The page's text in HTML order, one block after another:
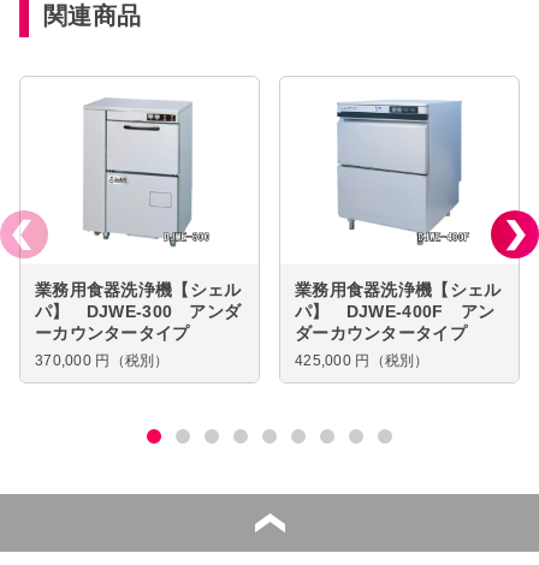
関連商品
業務用食器洗浄機【シェル
パ】 DJWE-300 アンダ
ーカウンタータイプ
370,000 円（税別）
業務用食器洗浄機【シェル
パ】 DJWE-400F アン
ダーカウンタータイプ
425,000 円（税別）